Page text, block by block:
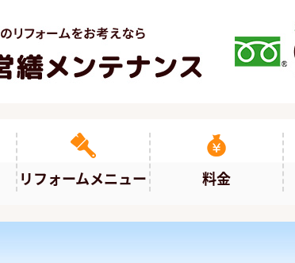
リフォームメニュー 料金